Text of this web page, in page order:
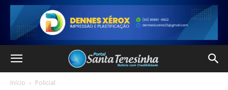
Início Policial